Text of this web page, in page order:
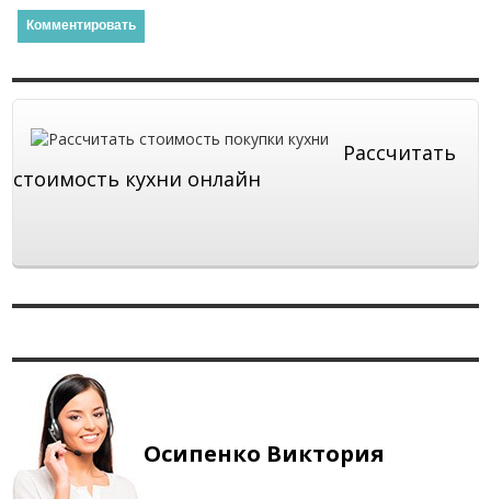
Рассчитать
стоимость кухни онлайн
Осипенко Виктория